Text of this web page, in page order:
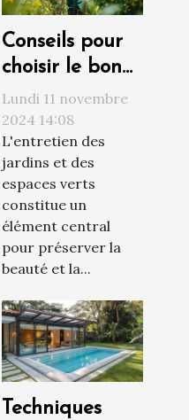
Conseils pour
choisir le bon
service
d'entretien de
jardins et
espaces verts
Lundi 11 novembre
2024 14:08
L'entretien des
jardins et des
espaces verts
constitue un
élément central
pour préserver la
beauté et la...
Techniques